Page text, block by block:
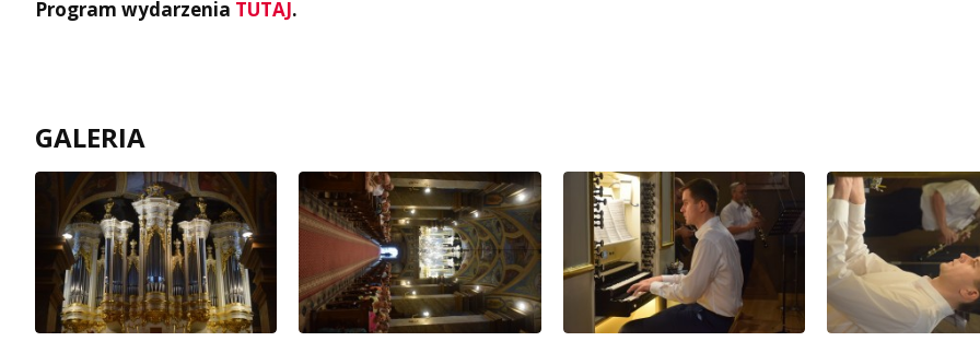
Program wydarzenia TUTAJ.
GALERIA